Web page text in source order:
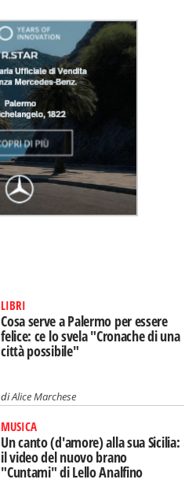
LIBRI
Cosa serve a Palermo per essere
felice: ce lo svela "Cronache di una
città possibile"
diAlice Marchese
MUSICA
Un canto (d'amore) alla sua Sicilia:
il video del nuovo brano
"Cuntami" di Lello Analfino